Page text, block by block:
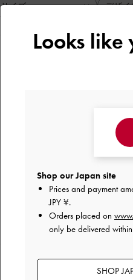
サイズ デザイ
1足ブーツを買おうと思
れるのにぐらつきもない
Looks
Shop our Japan site
Prices and payment
JPY ¥.
Orders placed on
only be delivered
SHOP